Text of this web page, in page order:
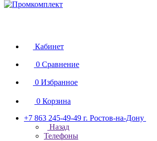
Кабинет
0 Сравнение
0 Избранное
0 Корзина
+7 863 245-49-49 г. Ростов-на-Дону
Назад
Телефоны